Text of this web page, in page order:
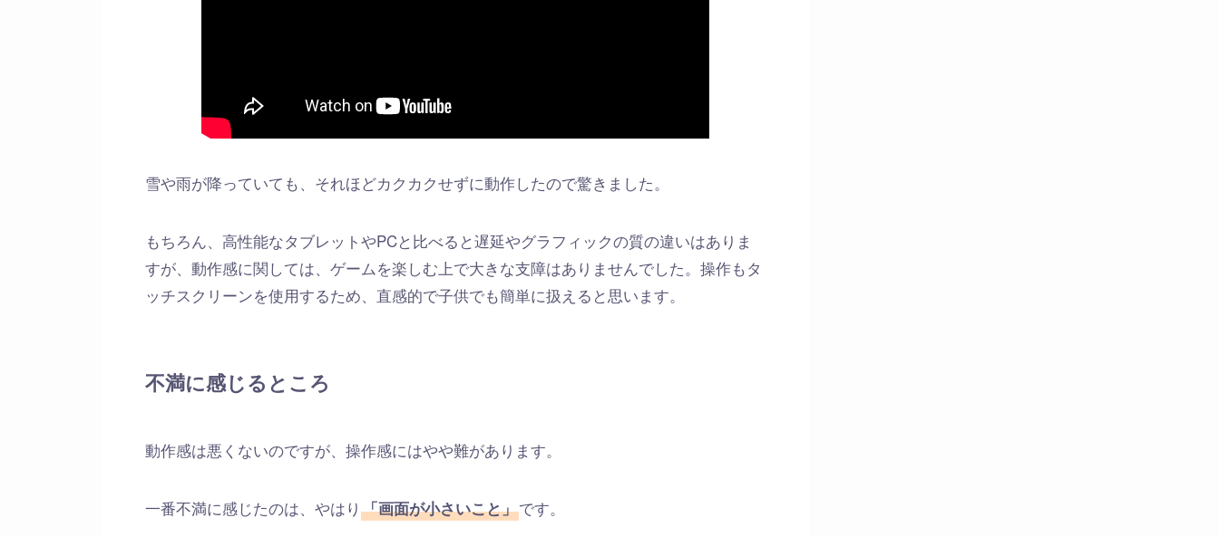
雪や雨が降っていても、それほどカクカクせずに動作したので驚きました。
もちろん、高性能なタブレットやPCと比べると遅延やグラフィックの質の違いはありま
すが、動作感に関しては、ゲームを楽しむ上で大きな支障はありませんでした。操作もタ
ッチスクリーンを使用するため、直感的で子供でも簡単に扱えると思います。
不満に感じるところ
動作感は悪くないのですが、操作感にはやや難があります。
一番不満に感じたのは、やはり 「画面が小さいこと」です。